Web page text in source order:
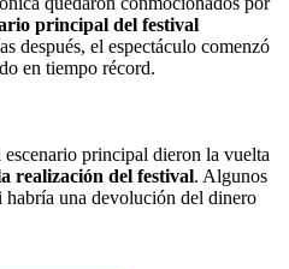
principal del festival
después, el espectáculo comenzó
en tiempo récord.
principal dieron la vuelta
realización del festival. Algunos
habría una devolución del dinero